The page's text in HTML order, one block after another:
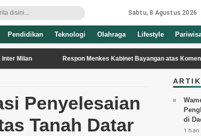
Sabtu, 8 Agustus 2026
Pendidikan Teknologi Olahraga Lifestyle
Respon Menkes Kabinet Bayangan atas Komentar Negatif
Penyelesaian
Tanah Datar
di
1 hari